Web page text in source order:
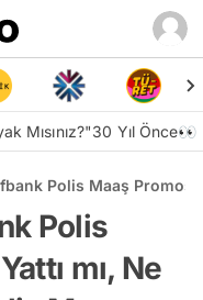
Mısınız?"30 Yıl Önce👀
Polis Maaş
Polis
mı, Ne